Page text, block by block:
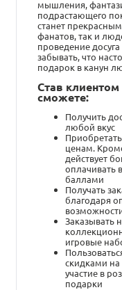
мышления,
подрастающего
станет
фанатов, так и
проведение
забывать, что
подарок в канун
Став
сможете:
Получить
любой вкус
ценам.
действует
оплачивать
баллами
Получать
благодаря
Заказывать
игровые
скидками
участие в
подарки